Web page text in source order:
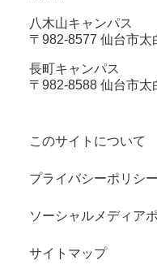
八木山キャンパス
〒982-8577 仙台市
長町キャンパス
〒982-8588 仙台市太
このサイトについて
プライバシーポリシー
ソーシャルメディア
サイトマップ